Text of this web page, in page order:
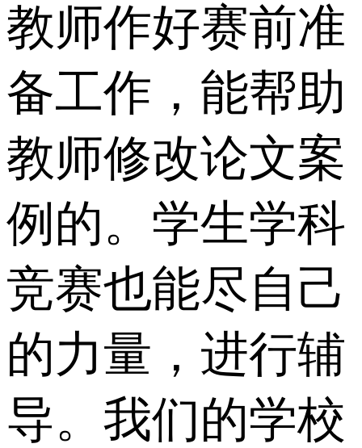
教师作好赛前准
备工作，能帮助
教师修改论文案
例的。学生学科
竞赛也能尽自己
的力量，进行辅
导。我们的学校